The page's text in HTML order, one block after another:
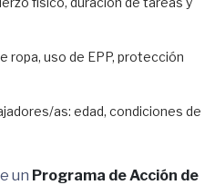
ropa, uso de EPP, protección
as: edad, condiciones de
un Programa de Acción de